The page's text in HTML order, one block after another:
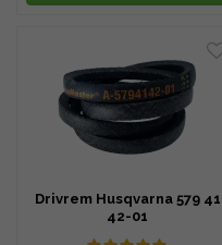
Drivrem Husqvarna 579 41
42-01